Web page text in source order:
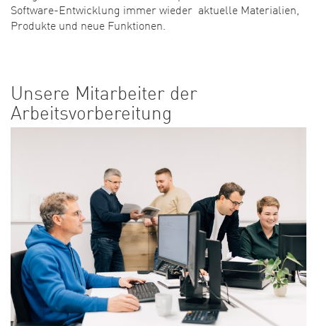
Software-Entwicklung immer wieder aktuelle Materialien,
Produkte und neue Funktionen.
Unsere Mitarbeiter der
Arbeitsvorbereitung